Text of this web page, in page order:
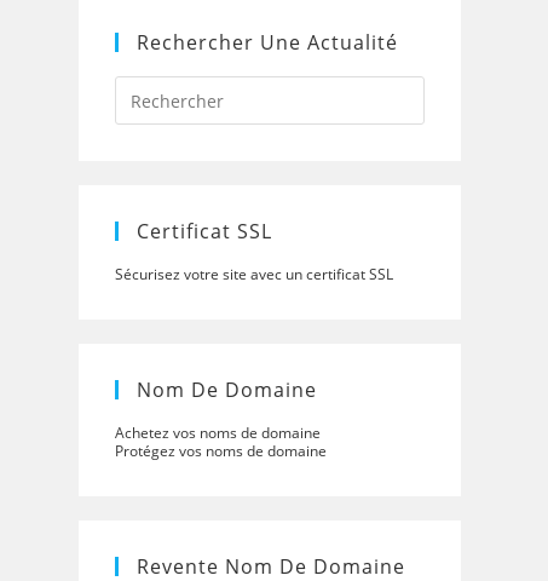
Rechercher Une Actualité
Press
to
Certificat SSL
Sécurisez votre site avec un certificat SSL
Nom De Domaine
Achetez vos noms de domaine
Protégez vos noms de domaine
Revente Nom De Domaine